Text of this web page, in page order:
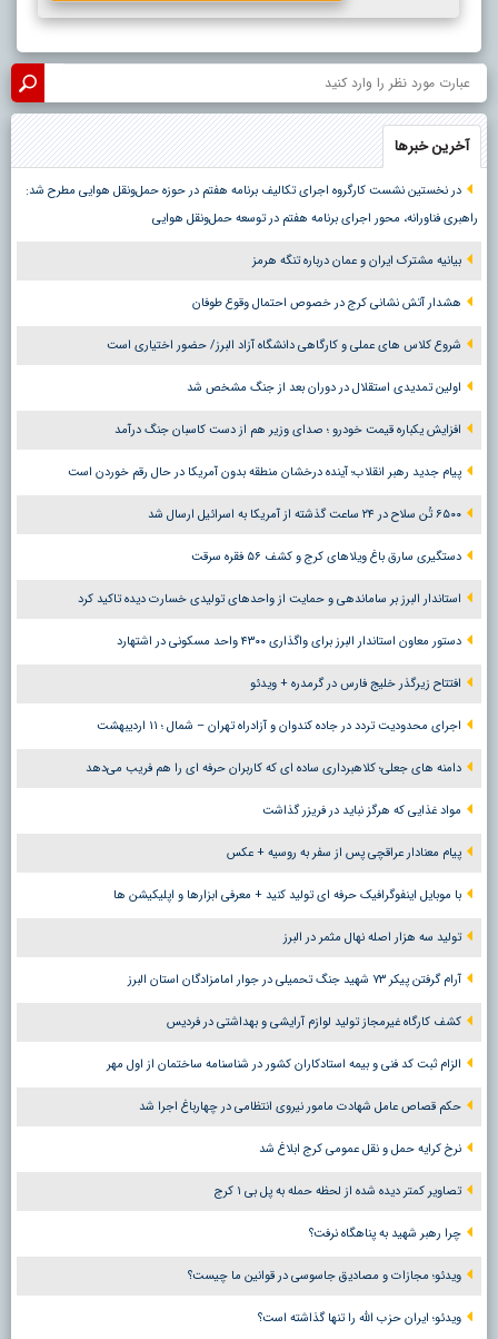
آخرین خبرها
در نخستین نشست کارگروه اجرای تکالیف برنامه هفتم در حوزه حمل‌ونقل هوایی مطرح شد:
راهبری فناورانه، محور اجرای برنامه هفتم در توسعه حمل‌ونقل هوایی
بیانیه مشترک ایران و عمان درباره تنگه هرمز
هشدار آتش نشانی کرج در خصوص احتمال وقوع طوفان
شروع کلاس های عملی و کارگاهی دانشگاه آزاد البرز/ حضور اختیاری است
اولین تمدیدی استقلال در دوران بعد از جنگ مشخص شد
افزایش یکباره قیمت خودرو ؛ صدای وزیر هم از دست کاسبان جنگ درآمد
پیام جدید رهبر انقلاب؛ آینده درخشان منطقه بدون آمریکا در حال رقم خوردن است
۶۵۰۰ تُن سلاح در ۲۴ ساعت گذشته از آمریکا به اسرائیل ارسال شد
دستگیری سارق باغ ویلاهای کرج و کشف ۵۶ فقره سرقت
استاندار البرز بر ساماندهی و حمایت از واحدهای تولیدی خسارت دیده تاکید کرد
دستور معاون استاندار البرز برای واگذاری ۴۳۰۰ واحد مسکونی در اشتهارد
افتتاح زیرگذر خلیج فارس در گرمدره + ویدئو
اجرای محدودیت تردد در جاده کندوان و آزادراه تهران – شمال ؛ ١١ اردیبهشت
دامنه های جعلی؛ کلاهبرداری ساده ای که کاربران حرفه ای را هم فریب می‌دهد
مواد غذایی که هرگز نباید در فریزر گذاشت
پیام معنادار عراقچی پس از سفر به روسیه + عکس
با موبایل اینفوگرافیک حرفه ای تولید کنید + معرفی ابزارها و اپلیکیشن ها
تولید سه هزار اصله نهال مثمر در البرز
آرام گرفتن پیکر ۷۳ شهید جنگ تحمیلی در جوار امامزادگان استان البرز
کشف کارگاه غیرمجاز تولید لوازم آرایشی و بهداشتی در فردیس
الزام ثبت کد فنی و بیمه استادکاران کشور در شناسنامه ساختمان از اول مهر
حکم قصاص عامل شهادت مامور نیروی انتظامی در چهارباغ اجرا شد
نرخ کرایه حمل و نقل عمومی کرج ابلاغ شد
تصاویر کمتر دیده شده از لحظه حمله به پل بی ۱ کرج
چرا رهبر شهید به پناهگاه نرفت؟
ویدئو؛ مجازات و مصادیق جاسوسی در قوانین ما چیست؟
ویدئو؛ ایران حزب الله را تنها گذاشته است؟